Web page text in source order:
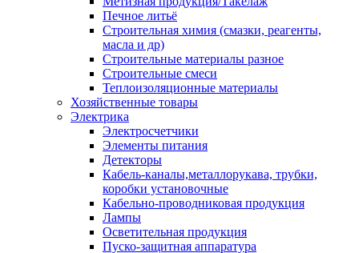
Печное литьё
Строительная химия (смазки, реагенты,
масла и др)
Строительные материалы разное
Строительные смеси
Теплоизоляционные материалы
Хозяйственные товары
Электрика
Электросчетчики
Элементы питания
Детекторы
Кабель-каналы,металлорукава, трубки,
коробки установочные
Кабельно-проводниковая продукция
Лампы
Осветительная продукция
Пуско-защитная аппаратура